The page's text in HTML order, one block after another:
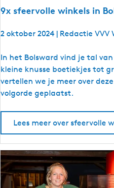
e
e
v
e
e
r
o
t
j
e
D
9x sfeervolle winkels in
2 oktober 2024 | Redactie VVV
9
x
s
f
o
l
l
In het Bolsward vind je tal
kleine knusse boetiekjes tot
vertellen we je meer over
volgorde geplaatst.
Lees meer over sfeervolle